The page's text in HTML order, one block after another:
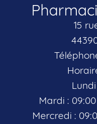
15
Lundi
Mardi : 09:00
Mercredi :